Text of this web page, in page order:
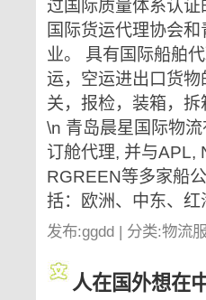
过国际质量体系认
国际货运代理协会
业。 具有国际船舶
运，空运进出口货
关，报检，装箱，
\n 青岛晨星国际物
订舱代理, 并与APL,
RGREEN等多家船
括：欧洲、中东、
发布:ggdd | 分类:物流
人在国外想在